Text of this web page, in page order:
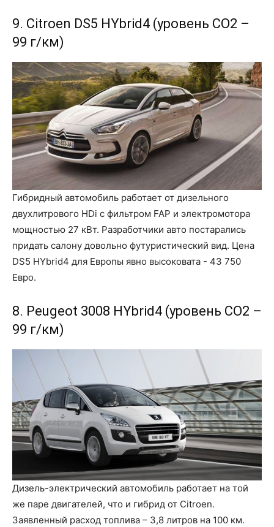
9. Citroen DS5 HYbrid4 (уровень CO2 –
99 г/км)
Гибридный автомобиль работает от дизельного
двухлитрового HDi с фильтром FAP и электромотора
мощностью 27 кВт. Разработчики авто постарались
придать салону довольно футуристический вид. Цена
DS5 HYbrid4 для Европы явно высоковата - 43 750
Евро.
8. Peugeot 3008 HYbrid4 (уровень CO2 –
99 г/км)
Дизель-электрический автомобиль работает на той
же паре двигателей, что и гибрид от Citroen.
Заявленный расход топлива – 3,8 литров на 100 км.